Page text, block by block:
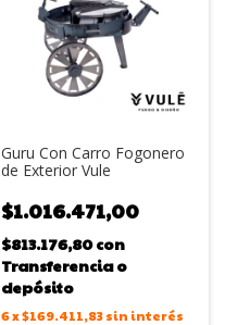
Guru Con Carro Fogonero
de Exterior Vule
$1.016.471,00
$813.176,80con
Transferencia o
depósito
6x$169.411,83 sin interés